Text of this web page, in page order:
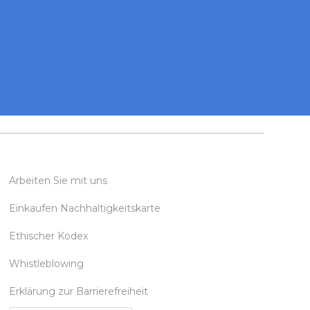
Arbeiten Sie mit uns
Einkaufen Nachhaltigkeitskarte
Ethischer Kodex
Whistleblowing
Erklärung zur Barrierefreiheit